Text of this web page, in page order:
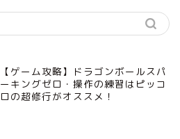
【ゲーム攻略】ドラゴンボールスパ
ーキングゼロ・操作の練習はピッコ
ロの超修行がオススメ！